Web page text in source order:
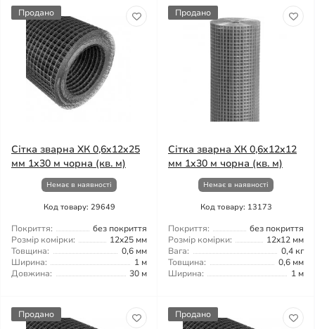
Продано
Сітка зварна ХК 0,6x12x25
мм 1x30 м чорна (кв. м)
Немає в наявності
Код товару: 29649
Покриття:
без покриття
Розмір комірки:
12x25 мм
Товщина:
0,6 мм
Ширина:
1 м
Довжина:
30 м
Продано
Сітка зварна ХК 0,6x12x12
мм 1x30 м чорна (кв. м)
Немає в наявності
Код товару: 13173
Покриття:
без покриття
Розмір комірки:
12x12 мм
Вага:
0,4 кг
Товщина:
0,6 мм
Ширина:
1 м
Продано Продано